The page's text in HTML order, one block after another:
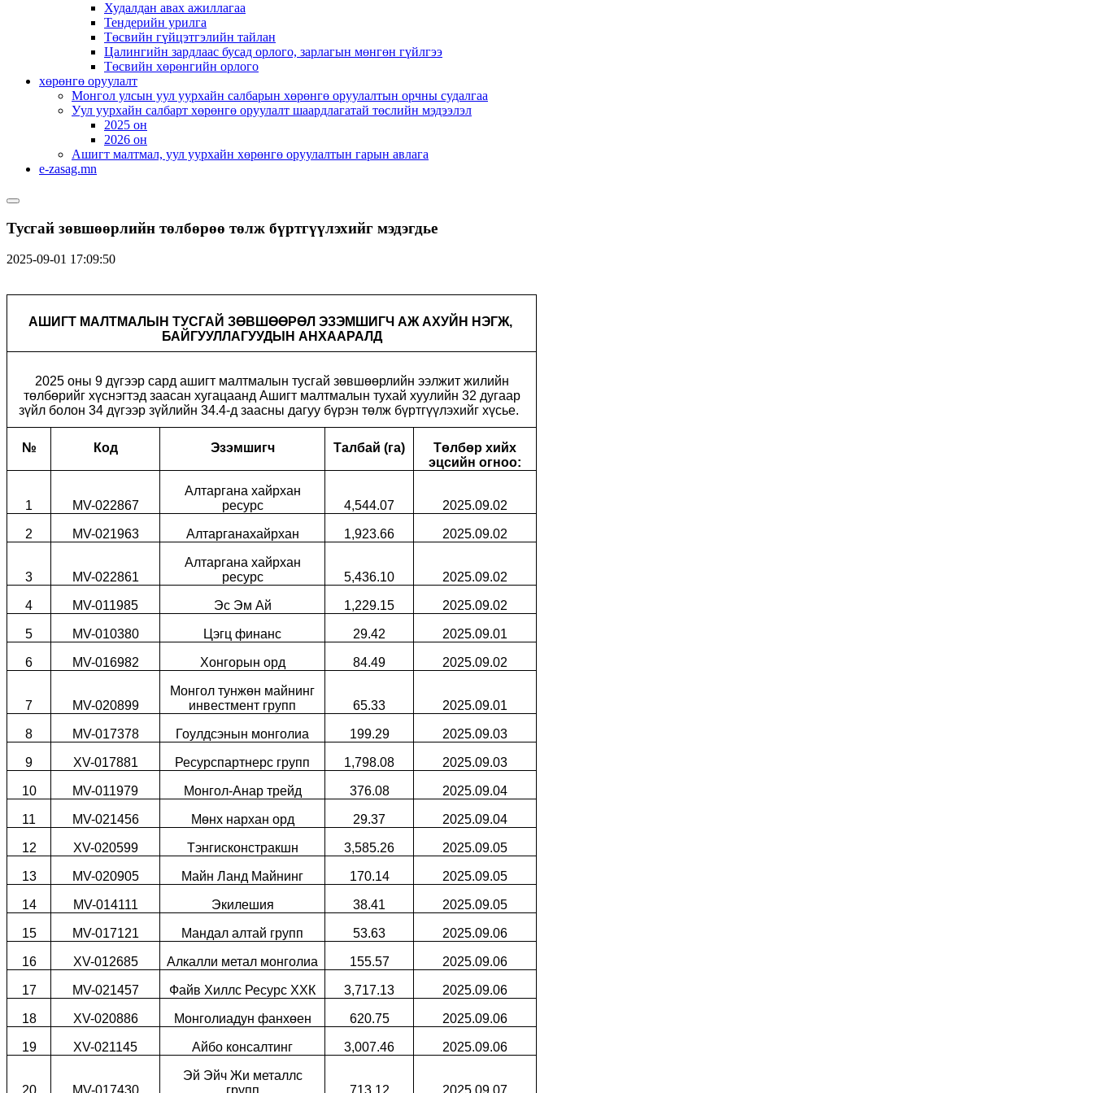
Худалдан авах ажиллагаа
Тендерийн урилга
Төсвийн гүйцэтгэлийн тайлан
Цалингийн зардлаас бусад орлого, зарлагын мөнгөн гүйлгээ
Төсвийн хөрөнгийн орлого
хөрөнгө оруулалт
Монгол улсын уул уурхайн салбарын хөрөнгө оруулалтын орчны судалгаа
Уул уурхайн салбарт хөрөнгө оруулалт шаардлагатай төслийн мэдээлэл
2025 он
2026 он
Ашигт малтмал, уул уурхайн хөрөнгө оруулалтын гарын авлага
e-zasag.mn
Тусгай зөвшөөрлийн төлбөрөө төлж бүртгүүлэхийг мэдэгдье
2025-09-01 17:09:50
АШИГТ МАЛТМАЛЫН ТУСГАЙ ЗӨВШӨӨРӨЛ ЭЗЭМШИГЧ АЖ АХУЙН НЭГЖ,
БАЙГУУЛЛАГУУДЫН АНХААРАЛД
2025 оны 9 дүгээр сард ашигт малтмалын тусгай зөвшөөрлийн ээлжит жилийн
төлбөрийг хүснэгтэд заасан хугацаанд Ашигт малтмалын тухай хуулийн 32 дугаар
зүйл болон 34 дүгээр зүйлийн 34.4-д заасны дагуу бүрэн төлж бүртгүүлэхийг хүсье.
№ Код Эзэмшигч Талбай (га)
Төлбөр хийх
эцсийн огноо:
1 MV-022867
Алтаргана хайрхан
ресурс
4,544.07 2025.09.02
2 MV-021963 Алтарганахайрхан 1,923.66 2025.09.02
3 MV-022861
Алтаргана хайрхан
ресурс
5,436.10 2025.09.02
4 MV-011985 Эс Эм Ай 1,229.15 2025.09.02
5 MV-010380 Цэгц финанс 29.42 2025.09.01
6 MV-016982 Хонгорын орд 84.49 2025.09.02
7 MV-020899
Монгол тунжөн майнинг
инвестмент групп
65.33 2025.09.01
8 MV-017378 Гоулдсэнын монголиа 199.29 2025.09.03
9 XV-017881 Ресурспартнерс групп 1,798.08 2025.09.03
10 MV-011979 Монгол-Анар трейд 376.08 2025.09.04
11 MV-021456 Мөнх нархан орд 29.37 2025.09.04
12 XV-020599 Тэнгисконстракшн 3,585.26 2025.09.05
13 MV-020905 Майн Ланд Майнинг 170.14 2025.09.05
14 MV-014111 Экилешия 38.41 2025.09.05
15 MV-017121 Мандал алтай групп 53.63 2025.09.06
16 XV-012685 Алкалли метал монголиа 155.57 2025.09.06
17 MV-021457 Файв Хиллс Ресурс ХХК 3,717.13 2025.09.06
18 XV-020886 Монголиадун фанхөен 620.75 2025.09.06
19 XV-021145 Айбо консалтинг 3,007.46 2025.09.06
Эй Эйч Жи металлс